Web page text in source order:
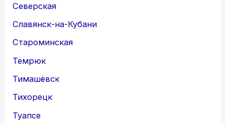
Северская
Славянск-на-Кубани
Староминская
Темрюк
Тимашёвск
Тихорецк
Туапсе